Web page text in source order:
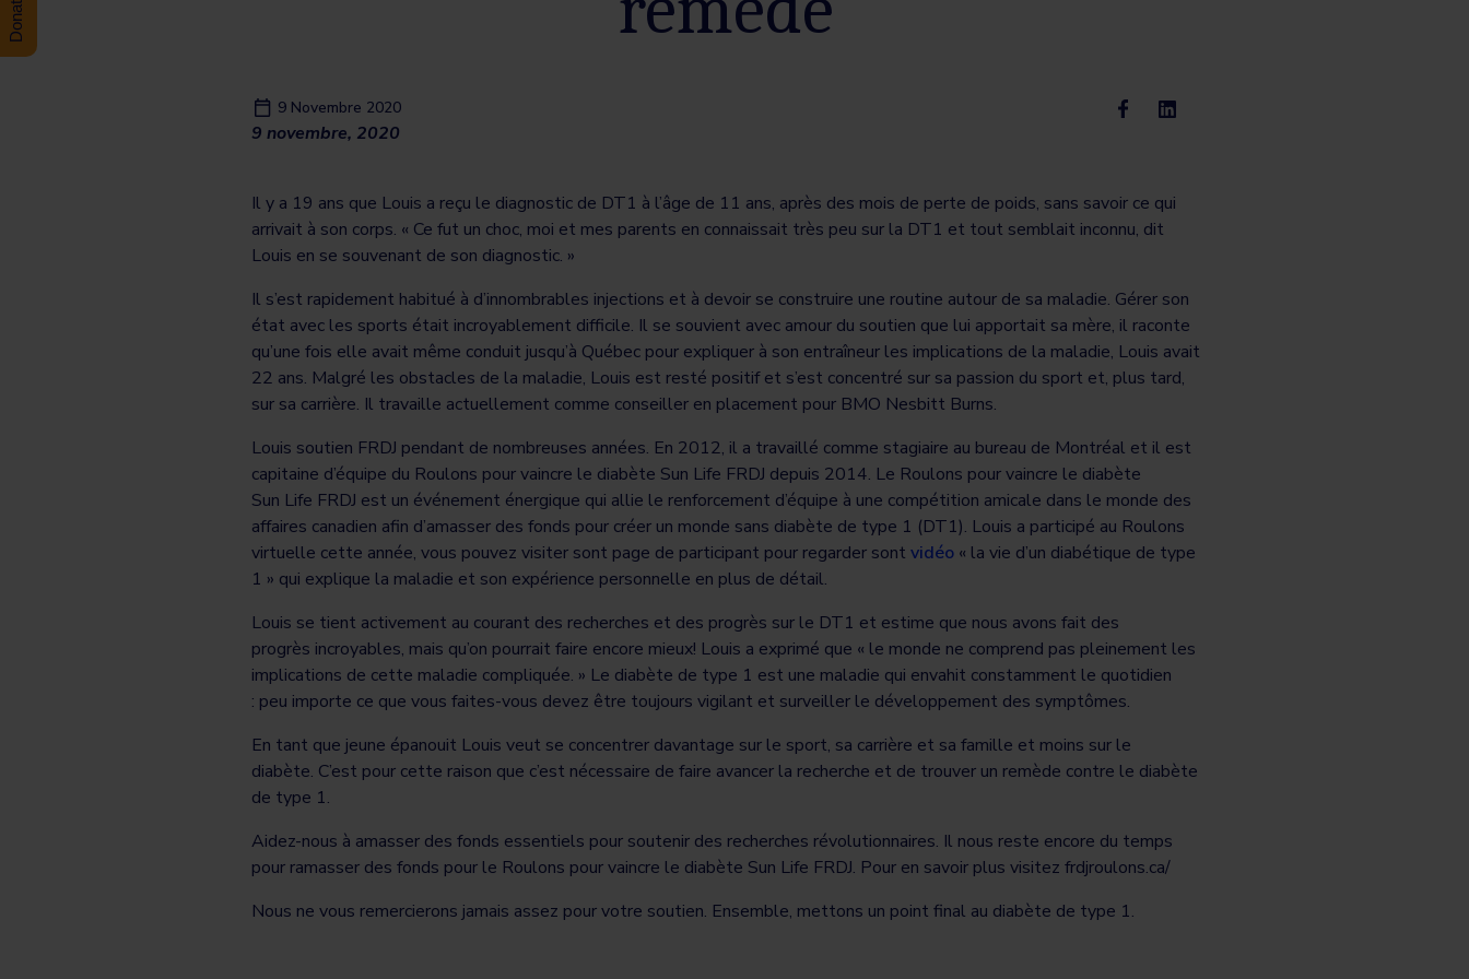
9 Novembre 2020
9 novembre, 2020
Il y a 19 ans que Louis a reçu le diagnostic de DT1 à l’âge de 11 ans, après des mois de perte de poids, sans savoir ce qui
arrivait à son corps. « Ce fut un choc, moi et mes parents en connaissait très peu sur la DT1 et tout semblait inconnu, dit
Louis en se souvenant de son diagnostic. »
Il s’est rapidement habitué à d’innombrables injections et à devoir se construire une routine autour de sa maladie. Gérer son
état avec les sports était incroyablement difficile. Il se souvient avec amour du soutien que lui apportait sa mère, il raconte
qu’une fois elle avait même conduit jusqu’à Québec pour expliquer à son entraîneur les implications de la maladie, Louis avait
22 ans. Malgré les obstacles de la maladie, Louis est resté positif et s’est concentré sur sa passion du sport et, plus tard,
sur sa carrière. Il travaille actuellement comme conseiller en placement pour BMO Nesbitt Burns.
Louis soutien FRDJ pendant de nombreuses années. En 2012, il a travaillé comme stagiaire au bureau de Montréal et il est
capitaine d’équipe du Roulons pour vaincre le diabète Sun Life FRDJ depuis 2014. Le Roulons pour vaincre le diabète
Sun Life FRDJ est un événement énergique qui allie le renforcement d’équipe à une compétition amicale dans le monde des
affaires canadien afin d’amasser des fonds pour créer un monde sans diabète de type 1 (DT1). Louis a participé au Roulons
virtuelle cette année, vous pouvez visiter sont page de participant pour regarder sont vidéo« la vie d’un diabétique de type
1 » qui explique la maladie et son expérience personnelle en plus de détail.
Louis se tient activement au courant des recherches et des progrès sur le DT1 et estime que nous avons fait des
progrès incroyables, mais qu’on pourrait faire encore mieux! Louis a exprimé que « le monde ne comprend pas pleinement les
implications de cette maladie compliquée. » Le diabète de type 1 est une maladie qui envahit constamment le quotidien
: peu importe ce que vous faites-vous devez être toujours vigilant et surveiller le développement des symptômes.
En tant que jeune épanouit Louis veut se concentrer davantage sur le sport, sa carrière et sa famille et moins sur le
diabète. C’est pour cette raison que c’est nécessaire de faire avancer la recherche et de trouver un remède contre le diabète
de type 1.
Aidez-nous à amasser des fonds essentiels pour soutenir des recherches révolutionnaires. Il nous reste encore du temps
pour ramasser des fonds pour le Roulons pour vaincre le diabète Sun Life FRDJ. Pour en savoir plus visitez frdjroulons.ca/
Nous ne vous remercierons jamais assez pour votre soutien. Ensemble, mettons un point final au diabète de type 1.